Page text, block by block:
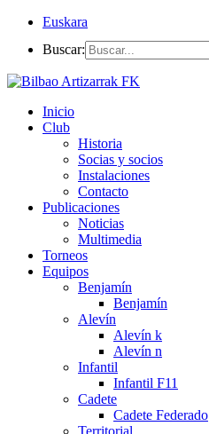
Euskara
Buscar:
Inicio
Club
Historia
Socias y socios
Instalaciones
Contacto
Publicaciones
Noticias
Multimedia
Torneos
Equipos
Benjamín
Benjamín
Alevín
Alevín k
Alevín n
Infantil
Infantil F11
Cadete
Cadete Federado
Territorial